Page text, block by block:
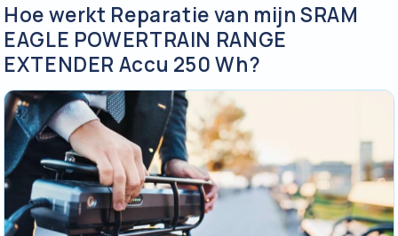
Hoe werkt Reparatie van mijn SRAM
EAGLE POWERTRAIN RANGE
EXTENDER Accu 250 Wh?